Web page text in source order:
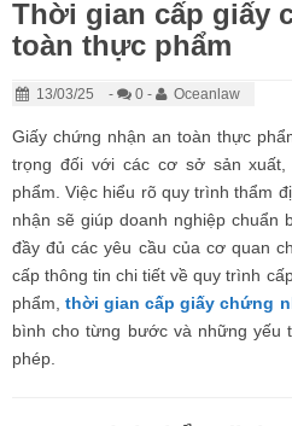
Thời gian cấp giấy
toàn thực phẩm
13/03/25 - 0 - Oceanlaw
Giấy chứng nhận an toàn thực
trọng đối với các cơ sở sản
phẩm. Việc hiểu rõ quy trình thẩm
nhận sẽ giúp doanh nghiệp chuẩn
đầy đủ các yêu cầu của cơ quan
cấp thông tin chi tiết về quy trình
phẩm,thời gian cấp giấy chứng
bình cho từng bước và những yếu
phép.